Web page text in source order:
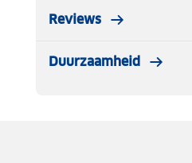
Reviews
Duurzaamheid